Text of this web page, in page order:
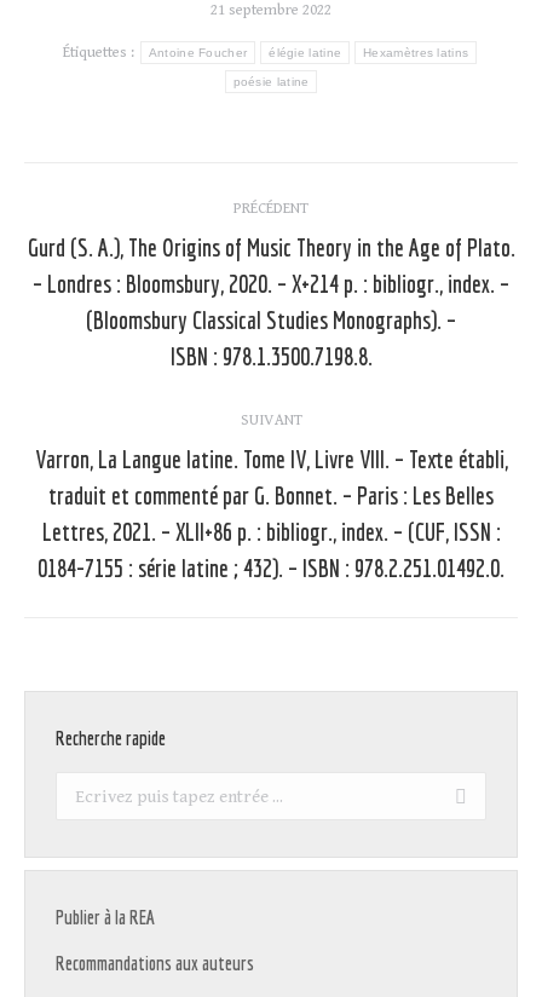
21 septembre 2022
Étiquettes : Antoine Foucher élégie latine Hexamètres latins
poésie latine
article
PRÉCÉDENT
Article
précédent
:
Gurd (S. A.), The Origins of Music Theory in the Age of Plato.
– Londres : Bloomsbury, 2020. – X+214 p. : bibliogr., index. –
(Bloomsbury Classical Studies Monographs). –
ISBN : 978.1.3500.7198.8.
SUIVANT
Article
suivant
:
Varron, La Langue latine. Tome IV, Livre VIII. – Texte établi,
traduit et commenté par G. Bonnet. – Paris : Les Belles
Lettres, 2021. – XLII+86 p. : bibliogr., index. – (CUF, ISSN :
0184-7155 : série latine ; 432). – ISBN : 978.2.251.01492.0.
Recherche rapide
Recherche
Publier à la REA
Recommandations aux auteurs